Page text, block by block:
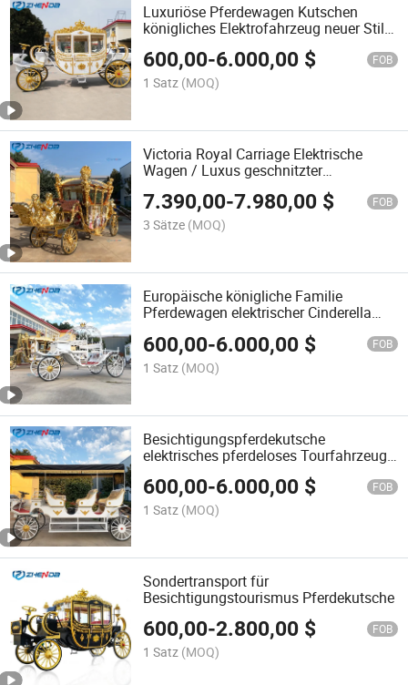
Luxuriöse Pferdewagen Kutschen
königliches Elektrofahrzeug neuer Stil
Hochzeits-Pferdegezogene Kutsche
Anhänger zu verkaufen
600,00-6.000,00 $ FOB
1 Satz (MOQ)
Victoria Royal Carriage Elektrische
Wagen / Luxus geschnitzter
7.390,00-7.980,00 $ FOB
3 Sätze (MOQ)
Europäische königliche Familie
Pferdewagen elektrischer Cinderella
Prinzessinnenwagen zu verkaufen
600,00-6.000,00 $ FOB
1 Satz (MOQ)
Besichtigungspferdekutsche
elektrisches pferdeloses Tourfahrzeug
Prinzessinnenstil Großhandelsverkauf
600,00-6.000,00 $ FOB
1 Satz (MOQ)
Sondertransport für
Besichtigungstourismus Pferdekutsche
600,00-2.800,00 $ FOB
1 Satz (MOQ)